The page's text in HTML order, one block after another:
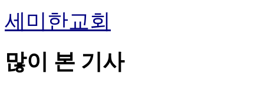
세미한교회
많이 본 기사